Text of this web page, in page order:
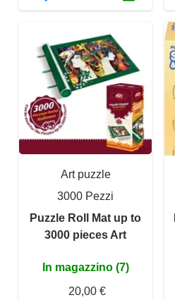
Art puzzle
3000 Pezzi
Puzzle Roll Mat up to
3000 pieces Art
In magazzino (7)
20,00 €